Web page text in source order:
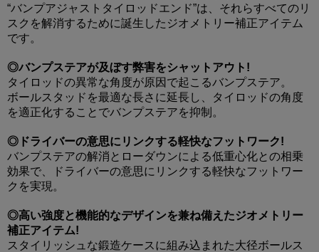
“バンプアジャストタイロッドエンド”は、それらすべてのリ
スクを解消するために誕生したジオメトリー補正アイテム
です。​
◎バンプステアが及ぼす弊害をシャットアウト!
タイロッドの異常な角度が原因で起こるバンプステア。
ボールスタッドを最適な長さに延長し、タイロッドの角度
を適正化することでバンプステアを抑制。
◎ドライバーの意思にリンクする軽快なフットワーク!
バンプステアの解消とローダウンによる低重心化との相乗
効果で、ドライバーの意思にリンクする軽快なフットワー
クを実現。
◎高い強度と機能的なデザインを兼ね備えたジオメトリー
補正アイテム!
スタイリッシュな鍛造ケースに組み込まれた大径ボールス